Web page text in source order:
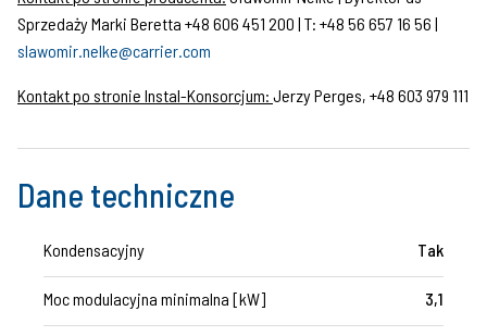
Sprzedaży Marki Beretta +48 606 451 200 | T: +48 56 657 16 56 |
slawomir.nelke@carrier.com
Kontakt po stronie Instal-Konsorcjum: Jerzy Perges, +48 603 979 111
Dane techniczne
Kondensacyjny Tak
Moc modulacyjna minimalna [kW] 3,1